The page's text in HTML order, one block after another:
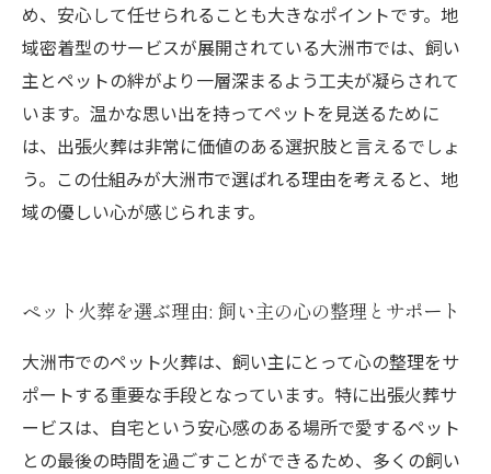
め、安心して任せられることも大きなポイントです。地
域密着型のサービスが展開されている大洲市では、飼い
主とペットの絆がより一層深まるよう工夫が凝らされて
います。温かな思い出を持ってペットを見送るために
は、出張火葬は非常に価値のある選択肢と言えるでしょ
う。この仕組みが大洲市で選ばれる理由を考えると、地
域の優しい心が感じられます。
ペット火葬を選ぶ理由: 飼い主の心の整理とサポート
大洲市でのペット火葬は、飼い主にとって心の整理をサ
ポートする重要な手段となっています。特に出張火葬サ
ービスは、自宅という安心感のある場所で愛するペット
との最後の時間を過ごすことができるため、多くの飼い